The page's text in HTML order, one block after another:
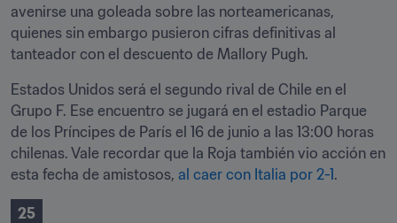
avenirse una goleada sobre las norteamericanas,
quienes sin embargo pusieron cifras definitivas al
tanteador con el descuento de Mallory Pugh.
Estados Unidos será el segundo rival de Chile en el
Grupo F. Ese encuentro se jugará en el estadio Parque
de los Príncipes de París el 16 de junio a las 13:00 horas
chilenas. Vale recordar que la Roja también vio acción en
esta fecha de amistosos, al caer con Italia por 2-1 .
25